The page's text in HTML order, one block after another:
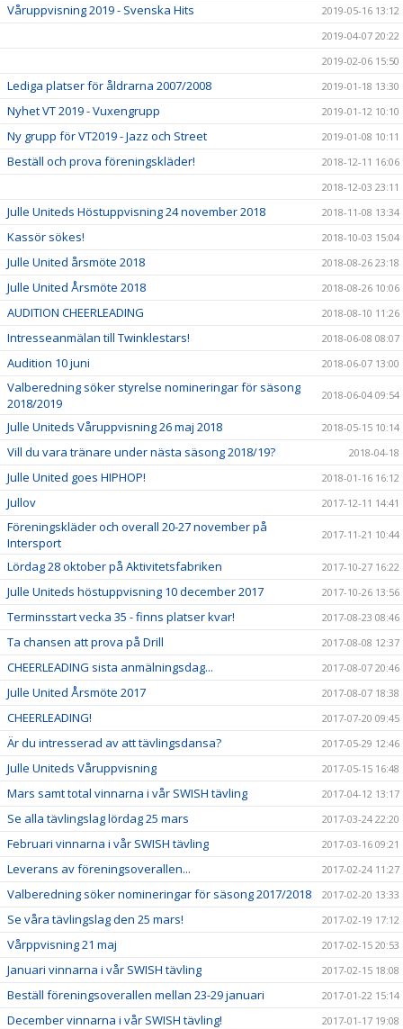
Våruppvisning 2019 - Svenska Hits
2019-05-16 13:12
2019-04-07 20:22
2019-02-06 15:50
Lediga platser för åldrarna 2007/2008 2019-01-18 13:30
Nyhet VT 2019 - Vuxengrupp 2019-01-12 10:10
Ny grupp för VT2019 - Jazz och Street 2019-01-08 10:11
Beställ och prova föreningskläder!
2018-12-11 16:06
2018-12-03 23:11
Julle Uniteds Höstuppvisning 24 november 2018 2018-11-08 13:34
Kassör sökes! 2018-10-03 15:04
Julle United årsmöte 2018 2018-08-26 23:18
Julle United Årsmöte 2018 2018-08-26 10:06
AUDITION CHEERLEADING 2018-08-10 11:26
Intresseanmälan till Twinklestars! 2018-06-08 08:07
Audition 10 juni 2018-06-07 13:00
Valberedning söker styrelse nomineringar för säsong
2018/2019
2018-06-04 09:54
Julle Uniteds Våruppvisning 26 maj 2018 2018-05-15 10:14
Vill du vara tränare under nästa säsong 2018/19? 2018-04-18
Julle United goes HIPHOP! 2018-01-16 16:12
Jullov 2017-12-11 14:41
Föreningskläder och overall 20-27 november på
Intersport
2017-11-21 10:44
Lördag 28 oktober på Aktivitetsfabriken 2017-10-27 16:22
Julle Uniteds höstuppvisning 10 december 2017 2017-10-26 13:56
Terminsstart vecka 35 - finns platser kvar! 2017-08-23 08:46
Ta chansen att prova på Drill 2017-08-08 12:37
CHEERLEADING sista anmälningsdag... 2017-08-07 20:46
Julle United Årsmöte 2017 2017-08-07 18:38
CHEERLEADING! 2017-07-20 09:45
Är du intresserad av att tävlingsdansa? 2017-05-29 12:46
Julle Uniteds Våruppvisning 2017-05-15 16:48
Mars samt total vinnarna i vår SWISH tävling 2017-04-12 13:17
Se alla tävlingslag lördag 25 mars 2017-03-24 22:20
Februari vinnarna i vår SWISH tävling 2017-03-16 09:21
Leverans av föreningsoverallen... 2017-02-24 11:27
Valberedning söker nomineringar för säsong 2017/2018 2017-02-20 13:33
Se våra tävlingslag den 25 mars! 2017-02-19 17:12
Vårppvisning 21 maj 2017-02-15 20:53
Januari vinnarna i vår SWISH tävling 2017-02-15 18:08
Beställ föreningsoverallen mellan 23-29 januari 2017-01-22 15:14
December vinnarna i vår SWISH tävling! 2017-01-17 19:08